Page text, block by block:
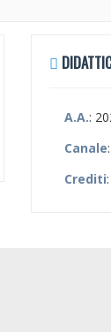
A.A.:
Canale
Crediti